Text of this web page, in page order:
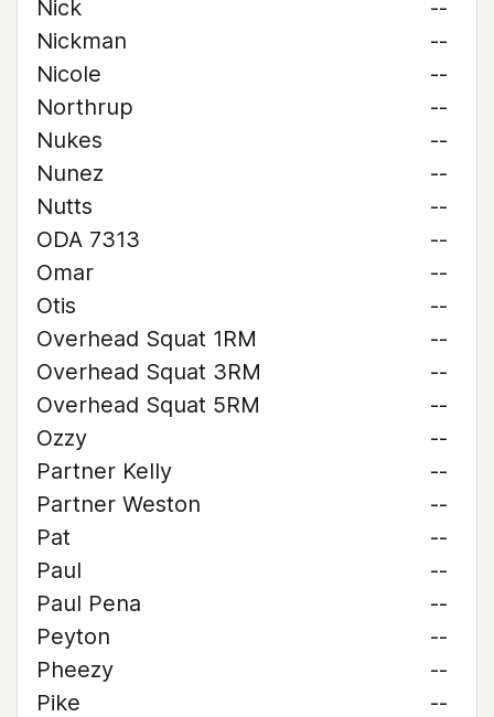
Nick
--
Nickman
--
Nicole
--
Northrup
--
Nukes
--
Nunez
--
Nutts
--
ODA 7313
--
Omar
--
Otis
--
Overhead Squat 1RM
--
Overhead Squat 3RM
--
Overhead Squat 5RM
--
Ozzy
--
Partner Kelly
--
Partner Weston
--
Pat
--
Paul
--
Paul Pena
--
Peyton
--
Pheezy
--
Pike
--